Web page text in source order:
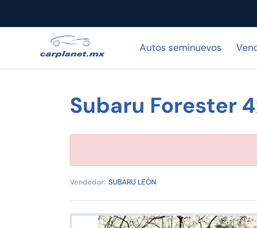
Autos seminuevos
Subaru Forester
Vendedor: SUBARU LEÓN